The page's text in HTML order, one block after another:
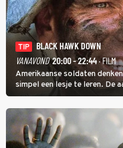
TIP
BLACK HAWK DOWN
VANAVOND 20:00 - 22:44· FILM
Amerikaanse soldaten
simpel een lesje te leren. De
verloopt in Black Hawk down